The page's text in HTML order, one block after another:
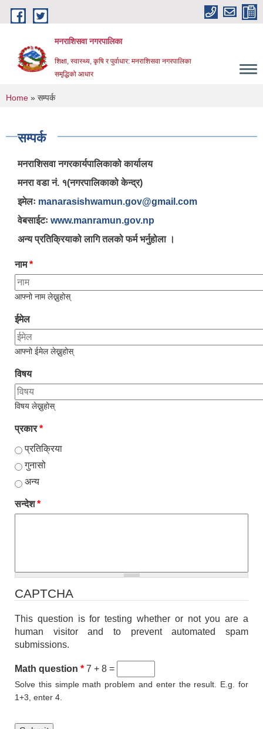
Skip to main content
मनराशिसवा नगरपालिका
शिक्षा, स्वास्थ्य, कृषि र पुर्वाधार: मनराशिसवा नगरपालिका
समृद्धिको आधार
You are here
Home » सम्पर्क
सम्पर्क
मनराशिसवा नगरकार्यपालिकाको कार्यालय
मनरा वडा नं. १(नगरपालिकाको केन्द्र)
इमेलः manarasishwamun.gov@gmail.com
वेबसाईटः www.manramun.gov.np
अन्य प्रतिक्रियाको लागि तलको फर्म भर्नुहोला ।
नाम*
आफ्नो नाम लेख्नुहोस्
ईमेल
आफ्नो ईमेल लेख्नुहोस्
विषय
विषय लेख्नुहोस्
प्रकार*
प्रतिक्रिया
गुनासो
अन्य
सन्देश*
CAPTCHA
This question is for testing whether or not you are a
human visitor and to prevent automated spam
submissions.
Math question * 7 + 8 =
Solve this simple math problem and enter the result. E.g. for
1+3, enter 4.